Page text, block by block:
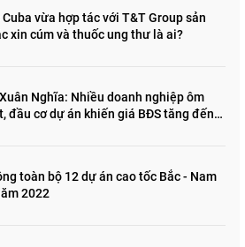
vừa hợp tác với T&T Group sản
xin cúm và thuốc ung thư là ai?
Nghĩa: Nhiều doanh nghiệp ôm
đầu cơ dự án khiến giá BĐS tăng đến
toàn bộ 12 dự án cao tốc Bắc - Nam
2022